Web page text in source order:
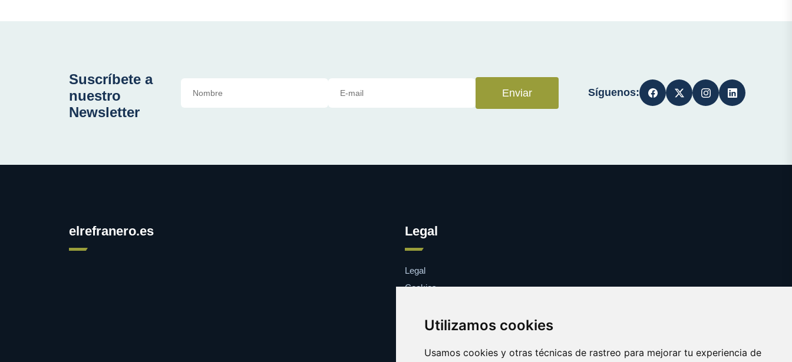
Utilizamos cookies
Usamos cookies y otras técnicas de rastreo para mejorar tu experiencia de
Suscríbete a
nuestro
Newsletter
Enviar Síguenos:
elrefranero.es Legal
Legal
Cookies